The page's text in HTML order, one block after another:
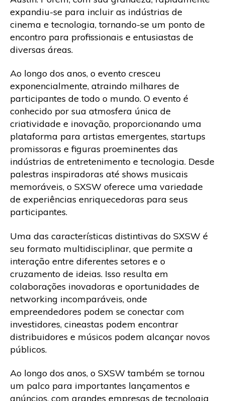
expandiu-se para incluir as indústrias de
cinema e tecnologia, tornando-se um ponto de
encontro para profissionais e entusiastas de
diversas áreas.
Ao longo dos anos, o evento cresceu
exponencialmente, atraindo milhares de
participantes de todo o mundo. O evento é
conhecido por sua atmosfera única de
criatividade e inovação, proporcionando uma
plataforma para artistas emergentes, startups
promissoras e figuras proeminentes das
indústrias de entretenimento e tecnologia. Desde
palestras inspiradoras até shows musicais
memoráveis, o SXSW oferece uma variedade
de experiências enriquecedoras para seus
participantes.
Uma das características distintivas do SXSW é
seu formato multidisciplinar, que permite a
interação entre diferentes setores e o
cruzamento de ideias. Isso resulta em
colaborações inovadoras e oportunidades de
networking incomparáveis, onde
empreendedores podem se conectar com
investidores, cineastas podem encontrar
distribuidores e músicos podem alcançar novos
públicos.
Ao longo dos anos, o SXSW também se tornou
um palco para importantes lançamentos e
anúncios, com grandes empresas de tecnologia